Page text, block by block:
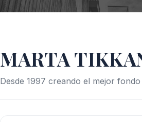
MARTA
Desde 1997 creando el mejor